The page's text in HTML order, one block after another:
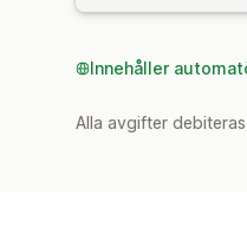
Innehåller
Alla avgifter